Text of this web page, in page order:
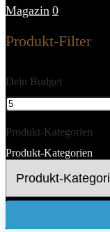
Magazin 0
Produkt-Filter
Dein Budget
Produkt-Kategorien
Produkt-Kategorien